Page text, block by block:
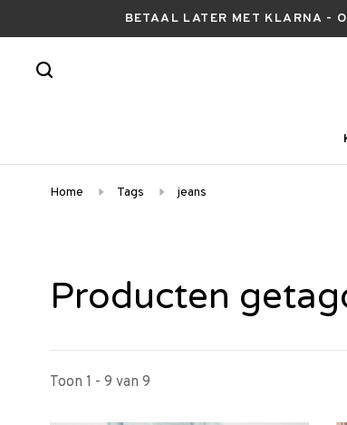
BETAAL LATER MET KLARNA -
Home Tags jeans
Producten
Toon 1 - 9 van 9